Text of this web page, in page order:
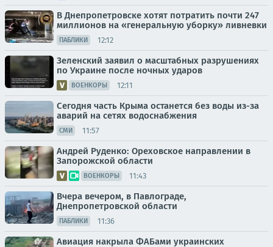
В Днепропетровске хотят потратить почти 247
миллионов на «генеральную уборку» ливневки
ПАБЛИКИ 12:12
Зеленский заявил о масштабных разрушениях
по Украине после ночных ударов
ВОЕНКОРЫ 12:11
Сегодня часть Крыма останется без воды из-за
аварий на сетях водоснабжения
СМИ 11:57
Андрей Руденко: Ореховское направлении в
Запорожской области
ВОЕНКОРЫ 11:43
Вчера вечером, в Павлограде,
Днепропетровской области
ПАБЛИКИ 11:36
Авиация накрыла ФАБами украинских